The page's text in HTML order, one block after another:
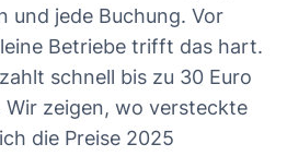
und jede Buchung. Vor
Betriebe trifft das hart.
schnell bis zu 30 Euro
zeigen, wo versteckte
die Preise 2025